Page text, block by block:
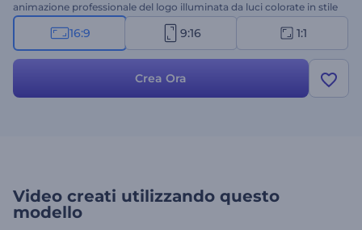
animazione professionale del logo illuminata da luci colorate in stile
retrowave. Perfetta per promozioni di brand, presentazioni di
aziende tecnologiche, intro di canali, promozioni di prodotti e molti
16:9 9:16 1:1
Crea Ora
Video creati utilizzando questo
modello